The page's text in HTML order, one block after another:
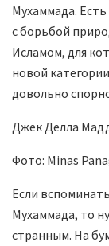
Мухаммада.
с борьбой
Исламом, для
новой
довольно
Джек Делла
Фото: Minas
Если
Мухаммада, то
странным. На